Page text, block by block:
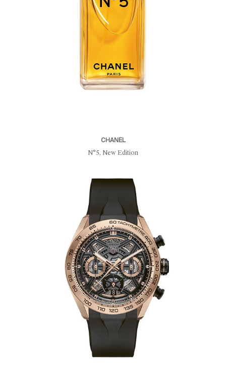
CHANEL
N°5, New Edition